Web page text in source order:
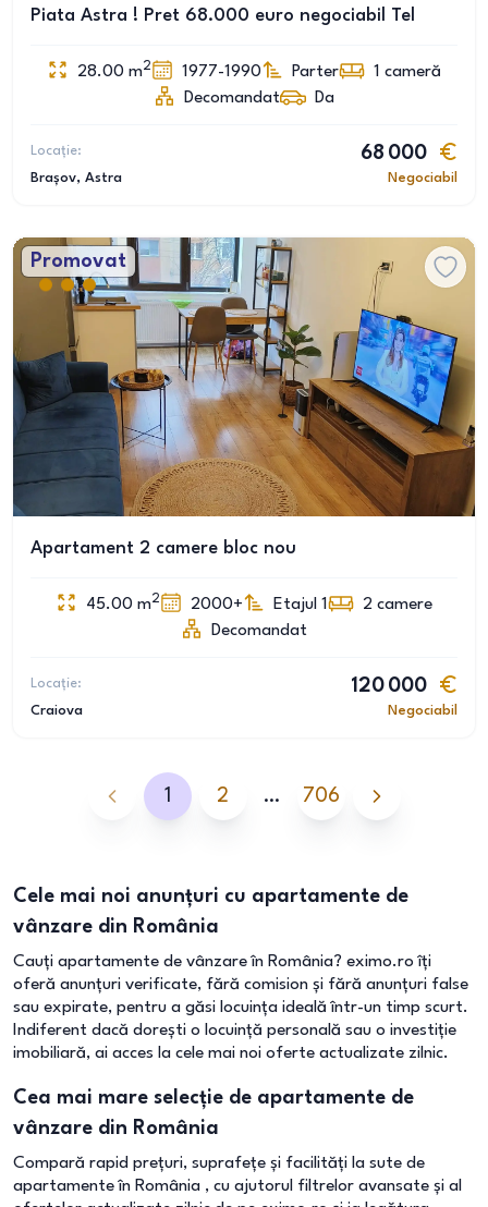
Piata Astra ! Pret 68.000 euro negociabil Tel
28.00 m2 1977-1990 Parter 1 cameră
Decomandat
Da
Locație:
Brașov, Astra
68 000
Negociabil
Promovat
Apartament 2 camere bloc nou
45.00 m2 2000+ Etajul 1 2 camere
Decomandat
Locație:
Craiova
120 000
Negociabil
1 2 … 706
Cele mai noi anunțuri cu apartamente de
vânzare din România
Cauți apartamente de vânzare în România? eximo.ro îți
oferă anunțuri verificate, fără comision și fără anunțuri false
sau expirate, pentru a găsi locuința ideală într-un timp scurt.
Indiferent dacă dorești o locuință personală sau o investiție
imobiliară, ai acces la cele mai noi oferte actualizate zilnic.
Cea mai mare selecție de apartamente de
vânzare din România
Compară rapid prețuri, suprafețe și facilități la sute de
apartamente în România , cu ajutorul filtrelor avansate și al